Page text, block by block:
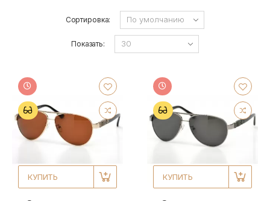
Сортировка:
Показать:
КУПИТЬ КУПИТЬ